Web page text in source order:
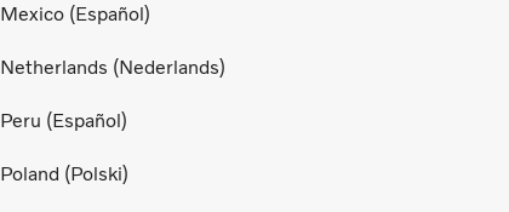
Mexico (Español)
Netherlands (Nederlands)
Peru (Español)
Poland (Polski)